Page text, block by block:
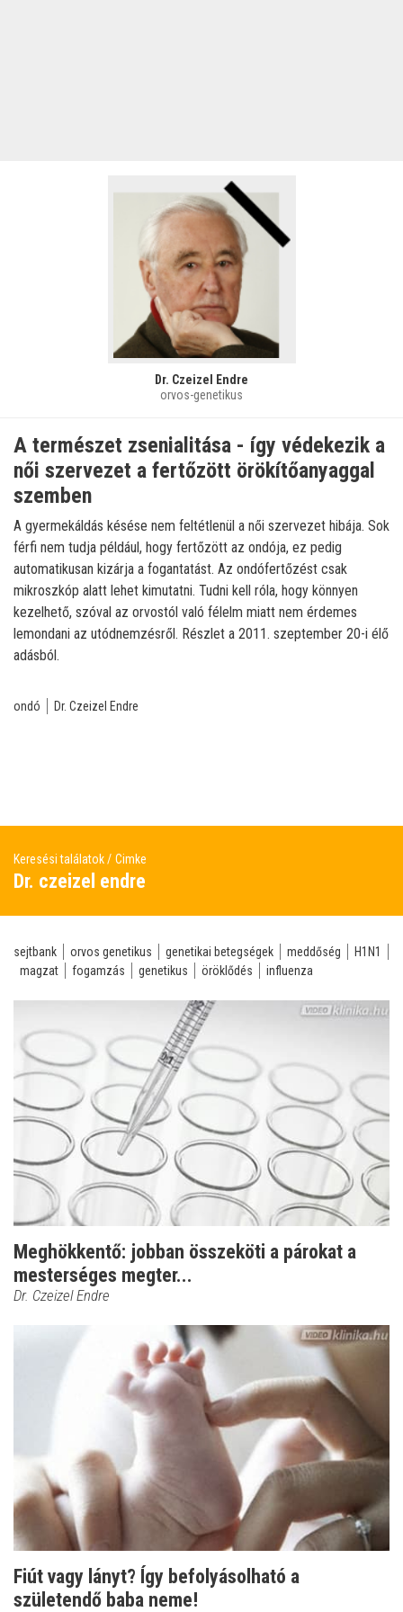
Dr. Czeizel Endre
orvos-genetikus
A természet zsenialitása - így védekezik a
női szervezet a fertőzött örökítőanyaggal
szemben
A gyermekáldás késése nem feltétlenül a női szervezet hibája. Sok
férfi nem tudja például, hogy fertőzött az ondója, ez pedig
automatikusan kizárja a fogantatást. Az ondófertőzést csak
mikroszkóp alatt lehet kimutatni. Tudni kell róla, hogy könnyen
kezelhető, szóval az orvostól való félelm miatt nem érdemes
lemondani az utódnemzésről. Részlet a 2011. szeptember 20-i élő
adásból.
ondó Dr. Czeizel Endre
Keresési találatok Cimke
Dr. czeizel endre
sejtbank orvos genetikus genetikai betegségek meddőség
H1N1
magzat
fogamzás genetikus öröklődés influenza
Meghökkentő: jobban összeköti a párokat a
mesterséges megter...
Dr. Czeizel Endre
Fiút vagy lányt? Így befolyásolható a
születendő baba neme!